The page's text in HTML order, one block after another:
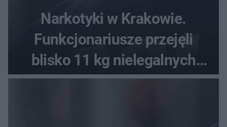
Narkotyki w Krakowie.
Funkcjonariusze przejęli
blisko 11 kg nielegalnych
substancji